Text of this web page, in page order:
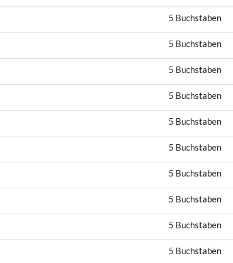
5 Buchstaben
5 Buchstaben
5 Buchstaben
5 Buchstaben
5 Buchstaben
5 Buchstaben
5 Buchstaben
5 Buchstaben
5 Buchstaben
5 Buchstaben